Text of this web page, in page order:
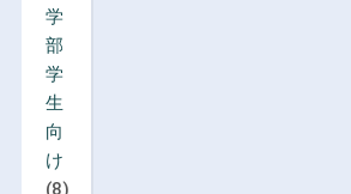
学
部
学
生
向
け
(8)